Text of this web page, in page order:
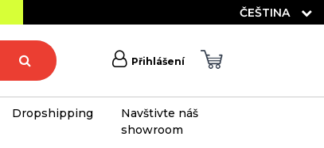
ČEŠTINA
Přihlášení
Dropshipping
Navštivte náš
showroom